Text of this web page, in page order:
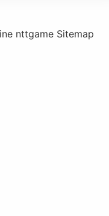
nttgame Sitemap